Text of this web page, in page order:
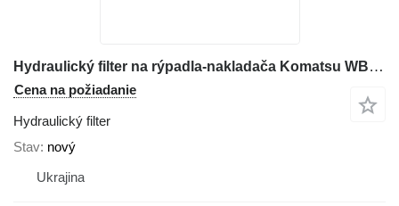
Hydraulický filter na rýpadla-nakladača Komatsu WB93R-5
Cena na požiadanie
Hydraulický filter
Stav nový
Ukrajina